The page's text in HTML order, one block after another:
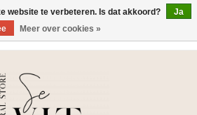
website te verbeteren. Is dat akkoord?
Ja
Meer over cookies »